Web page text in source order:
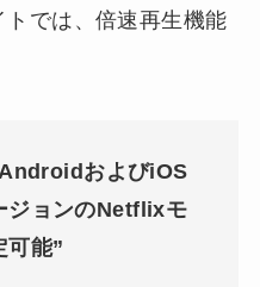
では、倍速再生機能
およびiOS
ジョンのNetflixモ
可能”